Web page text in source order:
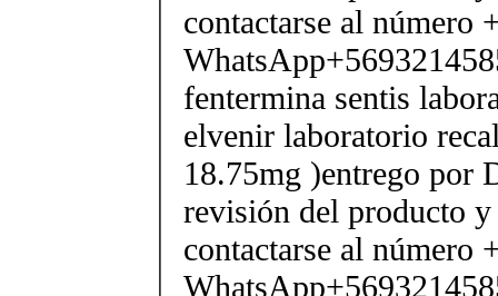
contactarse al número
fentermina sentis
elvenir laboratorio
18.75mg )entrego por
revisión del producto
contactarse al número